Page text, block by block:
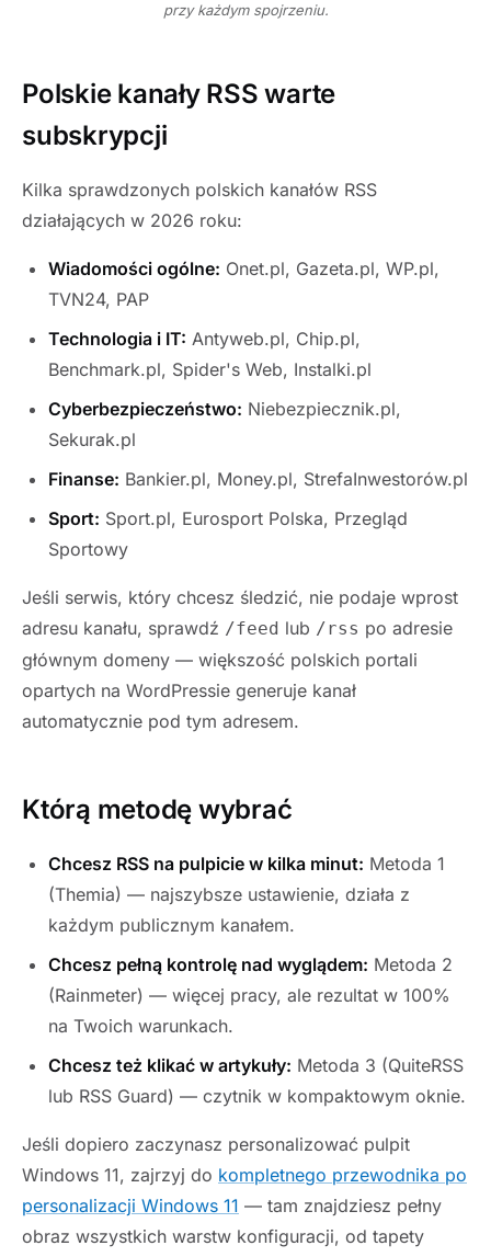
przy każdym spojrzeniu.
Polskie kanały RSS warte
subskrypcji
Kilka sprawdzonych polskich kanałów RSS
działających w 2026 roku:
Wiadomości ogólne: Onet.pl, Gazeta.pl, WP.pl,
TVN24, PAP
Technologia i IT: Antyweb.pl, Chip.pl,
Benchmark.pl, Spider's Web, Instalki.pl
Cyberbezpieczeństwo: Niebezpiecznik.pl,
Sekurak.pl
Finanse: Bankier.pl, Money.pl, StrefaInwestorów.pl
Sport: Sport.pl, Eurosport Polska, Przegląd
Sportowy
Jeśli serwis, który chcesz śledzić, nie podaje wprost
adresu kanału, sprawdź /feed lub /rss po adresie
głównym domeny — większość polskich portali
opartych na WordPressie generuje kanał
automatycznie pod tym adresem.
Którą metodę wybrać
Chcesz RSS na pulpicie w kilka minut: Metoda 1
(Themia) — najszybsze ustawienie, działa z
każdym publicznym kanałem.
Chcesz pełną kontrolę nad wyglądem: Metoda 2
(Rainmeter) — więcej pracy, ale rezultat w 100%
na Twoich warunkach.
Chcesz też klikać w artykuły: Metoda 3 (QuiteRSS
lub RSS Guard) — czytnik w kompaktowym oknie.
Jeśli dopiero zaczynasz personalizować pulpit
Windows 11, zajrzyj do kompletnego przewodnika po
personalizacji Windows 11 — tam znajdziesz pełny
obraz wszystkich warstw konfiguracji, od tapety